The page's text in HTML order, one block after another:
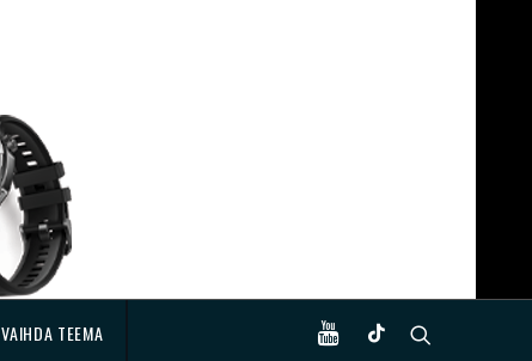
VAIHDA TEEMA